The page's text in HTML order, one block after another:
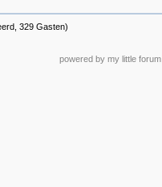
329 Gasten)
powered by my little forum